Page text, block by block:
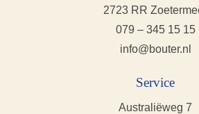
2723 RR
079 – 345 15 15
info@bouter.nl
Service
Australiëweg 7